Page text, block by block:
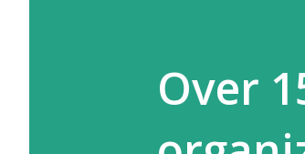
Over